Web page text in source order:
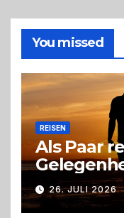
You missed
REISEN
Als Paar
zu26. JULI 2026